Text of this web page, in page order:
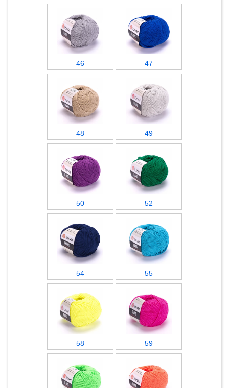
46 47
48 49
50 52
54 55
58 59